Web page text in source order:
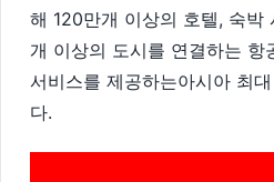
해 120만개 이상의 호텔, 숙박
개 이상의 도시를 연결하는 항
서비스를 제공하는아시아 최
다.